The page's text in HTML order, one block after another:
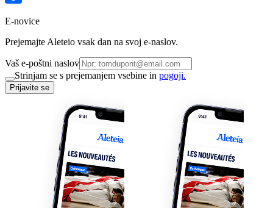
E-novice
Prejemajte Aleteio vsak dan na svoj e-naslov.
Vaš e-poštni naslov
Strinjam se s prejemanjem vsebine in pogoji.
Prijavite se